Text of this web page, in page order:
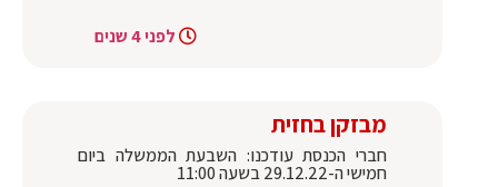
לפני 4 שנים
מבזקן בחזית
חברי הכנסת עודכנו: השבעת הממשלה ביום
חמישי ה-29.12.22 בשעה 11:00